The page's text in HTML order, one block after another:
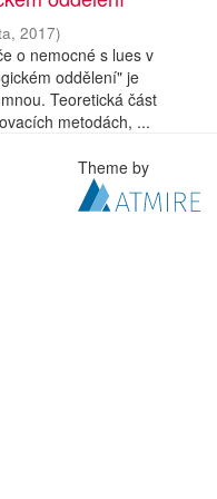
, 2017)
o nemocné s lues v
oddělení" je
Teoretická část
metodách, ...
Theme by